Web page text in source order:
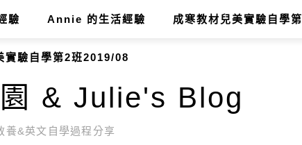
驗 Annie 的生活經驗 成寒教材兒美實驗自學
實驗自學第2班2019/08
& Julie's Blog
養&英文自學過程分享